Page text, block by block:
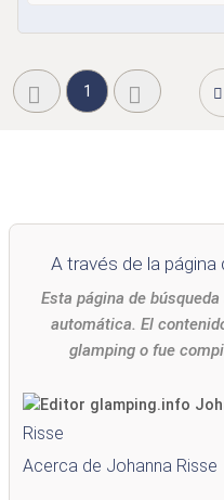
1
A través de la página
Esta página de
automática. El
glamping o fue
Risse
Acerca de Johanna Risse